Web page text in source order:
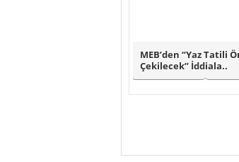
MEB’den “Yaz Tatili
Çekilecek” İddiala..